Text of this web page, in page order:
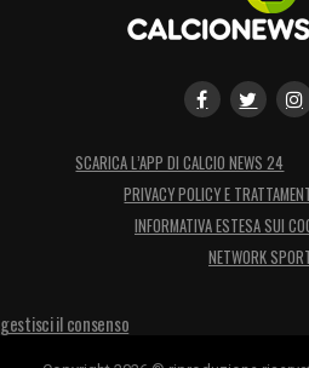
SCARICA L’APP DI CALCIO NEWS 24
PRIVACY POLICY E
INFORMATIVA ESTESA SUI
NETWORK
gestisci il consenso